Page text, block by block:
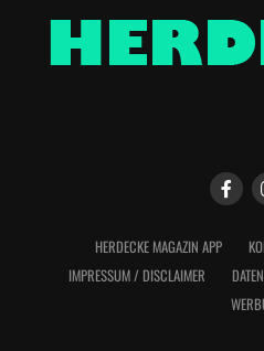
HERDECKE MAGAZIN APP
IMPRESSUM / DISCLAIMER